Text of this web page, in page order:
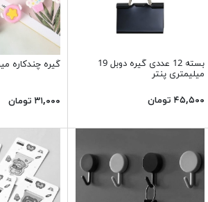
بسته 12 عددی گیره دوبل 19
میلیمتری پنتر
۴۵,۵۰۰ تومان
گیره چندکاره
۳۱,۰۰۰ تومان